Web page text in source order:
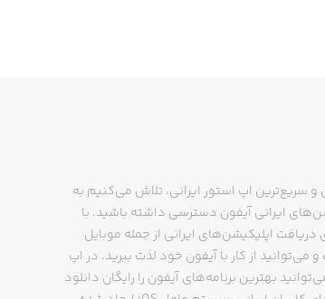
سریع‌ترین اپ استور ایرانی، تلاش می‌کنیم به
ایرانی آیفون دسترسی داشته باشید. با
اپلیکیشن‌های ایرانی از جمله موبایل
از کار با آیفون خود لذت ببرید. در اپ
بهترین برنامه‌های آیفون را رایگان دانلود